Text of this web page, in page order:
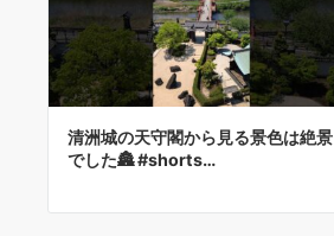
清洲城の天守閣から見る景色は絶景
でした🏯 #shorts…